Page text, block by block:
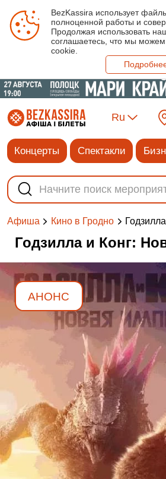
BezKassira использует
полноценной работы и
Продолжая использовать
соглашаетесь, что мы
cookie.
Ru
Концерты Спектакли
Афиша Кино в Гродно
Годзилла и Конг:
АНОНС